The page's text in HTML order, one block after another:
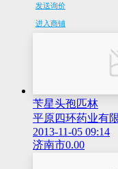
发送询价
进入商铺
苄星头孢匹林
平原四环药业有
2013-11-05 09:14
济南市0.00